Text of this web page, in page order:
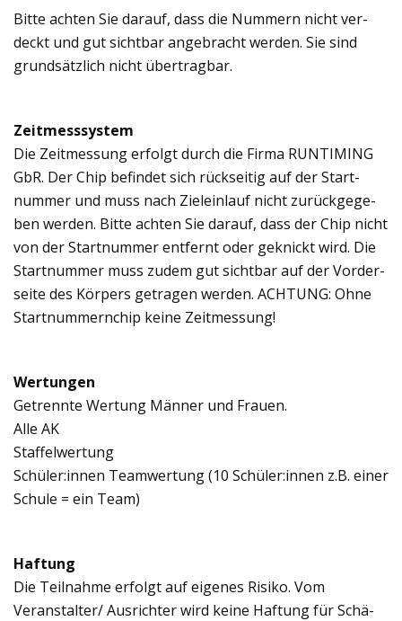
Bitte ach­ten Sie dar­auf, dass die Num­mern nicht ver­
deckt und gut sicht­bar ange­bracht wer­den. Sie sind
grund­sätz­lich nicht über­trag­bar.
Zeit­mess­sys­tem
Die Zeit­mes­sung erfolgt durch die Firma RUNTIMING
GbR. Der Chip befin­det sich rück­sei­tig auf der Start­
num­mer und muss nach Ziel­ein­lauf nicht zurück­ge­ge­
ben wer­den. Bitte ach­ten Sie dar­auf, dass der Chip nicht
von der Start­num­mer ent­fernt oder geknickt wird. Die
Start­num­mer muss zudem gut sicht­bar auf der Vor­der­
seite des Kör­pers getra­gen wer­den. ACHTUNG: Ohne
Start­num­mern­chip keine Zeit­mes­sung!
Wer­tun­gen
Getrennte Wer­tung Män­ner und Frauen.
Alle AK
Staf­fel­wer­tung
Schüler:innen Team­wer­tung (10 Schüler:innen z.B. einer
Schule = ein Team)
Haf­tung
Die Teil­nahme erfolgt auf eige­nes Risiko. Vom
Veranstalter/ Aus­rich­ter wird keine Haf­tung für Schä­